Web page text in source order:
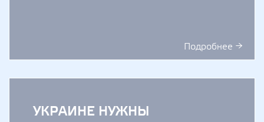
Подробнее →
УКРАИНЕ НУЖНЫ